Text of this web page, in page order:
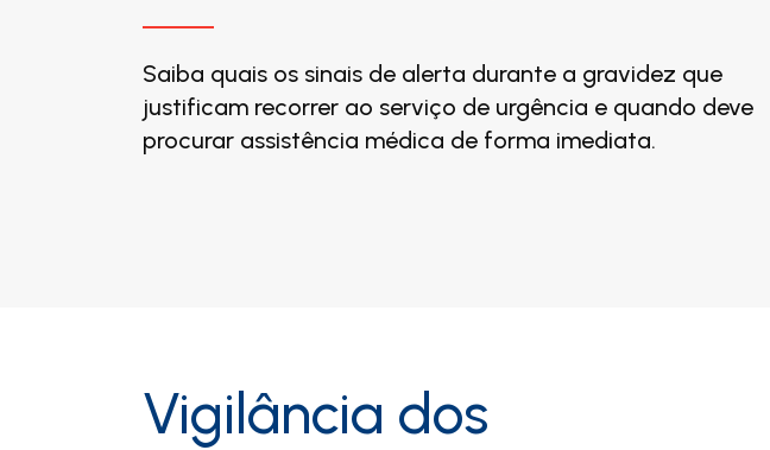
Saiba quais os sinais de alerta durante a gravidez que
justificam recorrer ao serviço de urgência e quando deve
procurar assistência médica de forma imediata.
Vigilância dos